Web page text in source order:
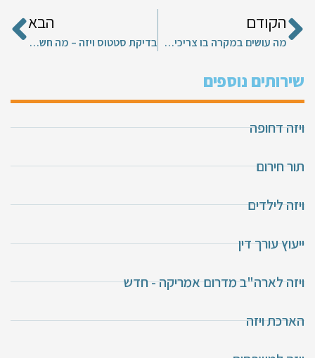
הקודם
מה עושים במקרה בו צריכים ויזת חירום למקרים דחופים?
הבא
בדיקת סטטוס ויזה – מה חשוב לדעת?
שירותים נוספים
ויזה דחופה
תור חירום
ויזה לילדים
ייעוץ עורך דין
ויזה לארה"ב מדרום אמריקה - חדש
הארכת ויזה